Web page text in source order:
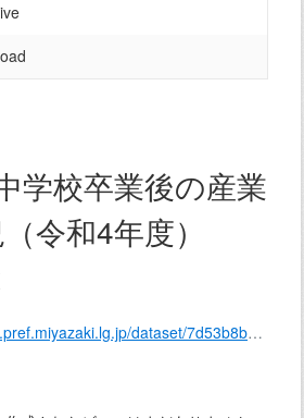
学校卒業後の産業
令和4年度）
2d97-430a-a8a1-0659aa85e042/resource/bb2feb9e-dbf2-4ae9-9eb5-4ad9bdf640d1/download/139-241.xlsx